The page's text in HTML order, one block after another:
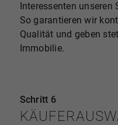
Interessenten unseren
So garantieren wir
Qualität und geben
Immobilie.
Schritt 6